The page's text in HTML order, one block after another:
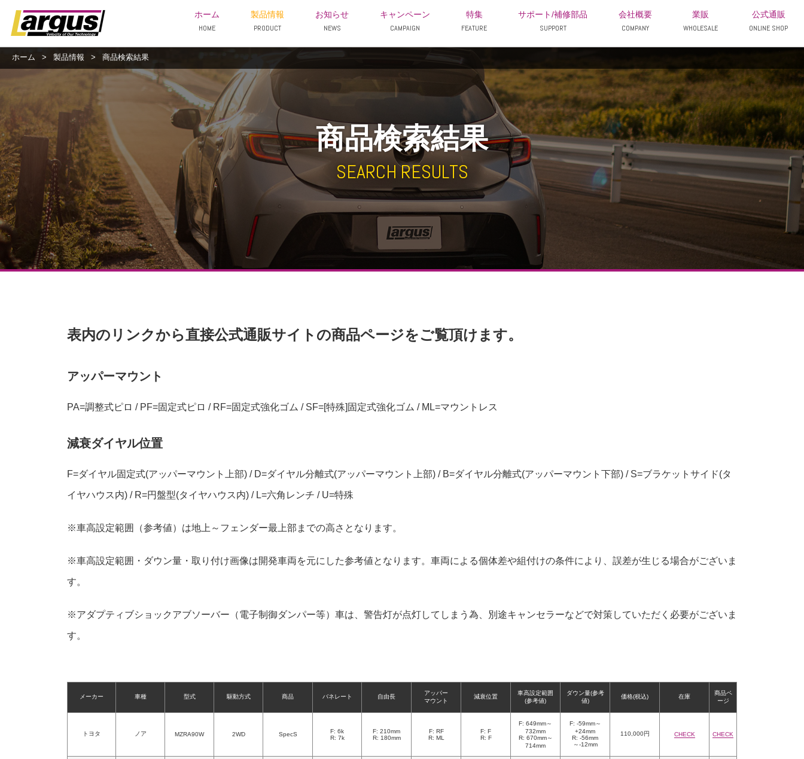
ホーム
HOME
製品情報
PRODUCT
お知らせ
NEWS
キャンペーン
CAMPAIGN
特集
FEATURE
サポート/補修部品
SUPPORT
会社概要
COMPANY
業販
WHOLESALE
公式通販
ONLINE SHOP
ホーム > 製品情報 > 商品検索結果
商品検索結果
SEARCH RESULTS
表内のリンクから直接公式通販サイトの商品ページをご覧頂けます。
アッパーマウント
PA=調整式ピロ / PF=固定式ピロ / RF=固定式強化ゴム / SF=[特殊]固定式強化ゴム / ML=マウントレス
減衰ダイヤル位置
F=ダイヤル固定式(アッパーマウント上部) / D=ダイヤル分離式(アッパーマウント上部) / B=ダイヤル分離式(アッパーマウント下部) / S=ブラケットサイド(タ
イヤハウス内) / R=円盤型(タイヤハウス内) / L=六角レンチ / U=特殊
※車高設定範囲（参考値）は地上～フェンダー最上部までの高さとなります。
※車高設定範囲・ダウン量・取り付け画像は開発車両を元にした参考値となります。車両による個体差や組付けの条件により、誤差が生じる場合がございま
す。
※アダプティブショックアブソーバー（電子制御ダンパー等）車は、警告灯が点灯してしまう為、別途キャンセラーなどで対策していただく必要がございま
す。
メーカー 車種 型式 駆動方式 商品 バネレート 自由長
アッパー
マウント
減衰位置
車高設定範囲
(参考値)
ダウン量(参考
値)
価格(税込) 在庫
商品ペ
ージ
トヨタ ノア MZRA90W 2WD SpecS
F: 6k
R: 7k
F: 210mm
R: 180mm
F: RF
R: ML
F: F
R: F
F: 649mm～
732mm
R: 670mm～
714mm
F: -59mm～
+24mm
R: -56mm
～-12mm
110,000円 CHECK CHECK